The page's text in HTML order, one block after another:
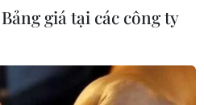
Tiền Giang lãi 500-700
giá tại các công ty